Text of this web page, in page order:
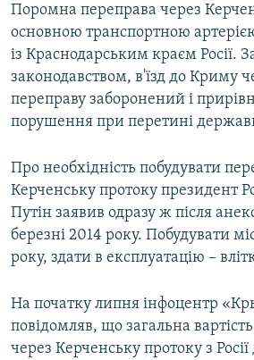
Поромна переправа через
основною транспортною
із Краснодарським краєм Росії.
законодавством, в'їзд до Криму
переправу заборонений і
порушення при перетині
Про необхідність побудувати
Керченську протоку президент
Путін заявив одразу ж після
березні 2014 року. Побудувати
року, здати в експлуатацію –
На початку липня інфоцентр
повідомляв, що загальна
через Керченську протоку з